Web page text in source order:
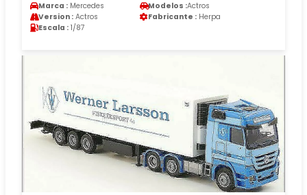
Marca : Mercedes Modelos :Actros
Version : Actros Fabricante : Herpa
Escala : 1/87